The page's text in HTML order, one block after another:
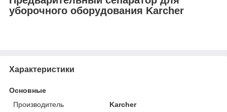
уборочного оборудования Karcher
Характеристики
Основные
Производитель
Karcher